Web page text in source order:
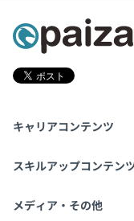
キャリアコンテンツ
転職・キャリア
スキルアップコンテン
学習
メディア・その他